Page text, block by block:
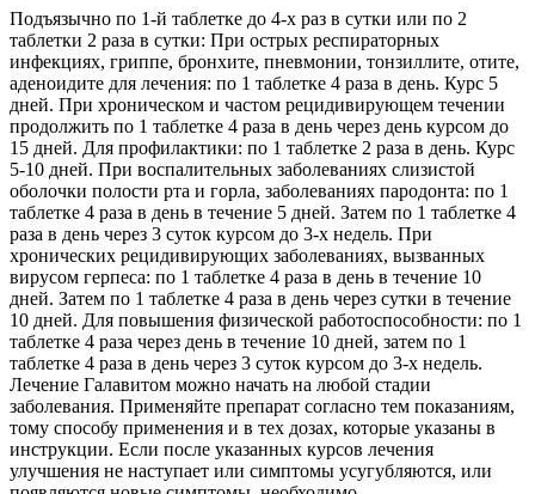
Подъязычно по 1-й таблетке до 4-х раз в сутки или по 2
таблетки 2 раза в сутки: При острых респираторных
инфекциях, гриппе, бронхите, пневмонии, тонзиллите, отите,
аденоидите для лечения: по 1 таблетке 4 раза в день. Курс 5
дней. При хроническом и частом рецидивирующем течении
продолжить по 1 таблетке 4 раза в день через день курсом до
15 дней. Для профилактики: по 1 таблетке 2 раза в день. Курс
5-10 дней. При воспалительных заболеваниях слизистой
оболочки полости рта и горла, заболеваниях пародонта: по 1
таблетке 4 раза в день в течение 5 дней. Затем по 1 таблетке 4
раза в день через 3 суток курсом до 3-х недель. При
хронических рецидивирующих заболеваниях, вызванных
вирусом герпеса: по 1 таблетке 4 раза в день в течение 10
дней. Затем по 1 таблетке 4 раза в день через сутки в течение
10 дней. Для повышения физической работоспособности: по 1
таблетке 4 раза через день в течение 10 дней, затем по 1
таблетке 4 раза в день через 3 суток курсом до 3-х недель.
Лечение Галавитом можно начать на любой стадии
заболевания. Применяйте препарат согласно тем показаниям,
тому способу применения и в тех дозах, которые указаны в
инструкции. Если после указанных курсов лечения
улучшения не наступает или симптомы усугубляются, или